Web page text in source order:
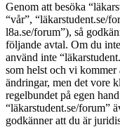
Genom att besöka
“vår”, “läkarstudent.se/
l8a.se/forum”), så
följande avtal. Om du
använd inte
som helst och vi
ändringar, men det vore
regelbundet på egen
“läkarstudent.se/forum”
godkänner att du är